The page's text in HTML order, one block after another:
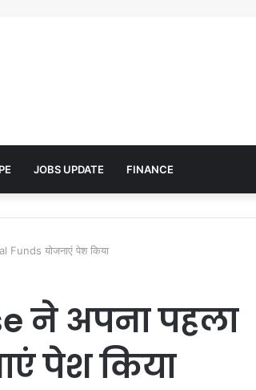
JOBS UPDATE FINANCE
योजनाएं पेश किया
ने अपना पहला
पेश किया